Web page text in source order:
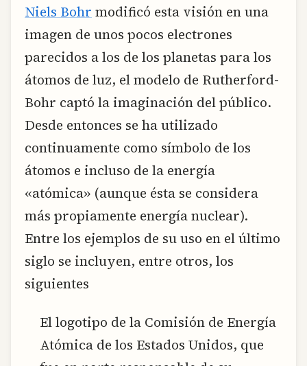
Niels Bohr modificó esta visión en una
imagen de unos pocos electrones
parecidos a los de los planetas para los
átomos de luz, el modelo de Rutherford-
Bohr captó la imaginación del público.
Desde entonces se ha utilizado
continuamente como símbolo de los
átomos e incluso de la energía
«atómica» (aunque ésta se considera
más propiamente energía nuclear).
Entre los ejemplos de su uso en el último
siglo se incluyen, entre otros, los
siguientes
El logotipo de la Comisión de Energía
Atómica de los Estados Unidos, que